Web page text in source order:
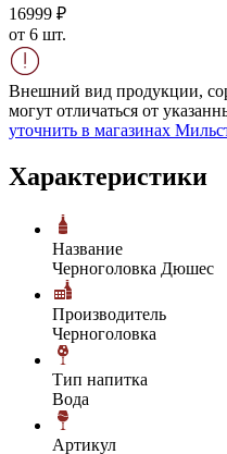
16999 ₽
от 6 шт.
Внешний вид продукции,
могут отличаться от
уточнить в магазинах
Характеристики
Название
Черноголовка Дюшес
Производитель
Черноголовка
Тип напитка
Вода
Артикул